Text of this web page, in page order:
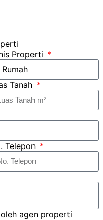
Properti
Tanah
Telepon
agen properti